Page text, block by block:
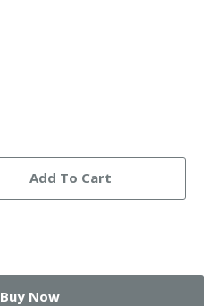
Add To Cart
Buy Now